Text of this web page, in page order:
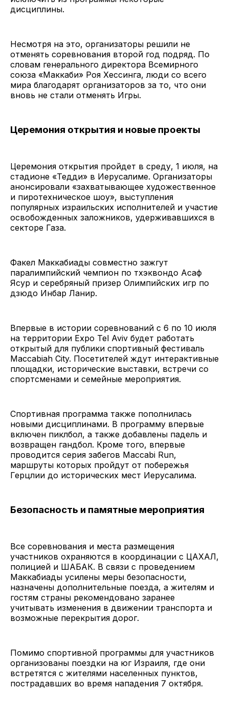
дисциплины.
Несмотря на это, организаторы решили не
отменять соревнования второй год подряд. По
словам генерального директора Всемирного
союза «Маккаби» Роя Хессинга, люди со всего
мира благодарят организаторов за то, что они
вновь не стали отменять Игры.
Церемония открытия и новые проекты
Церемония открытия пройдет в среду, 1 июля, на
стадионе «Тедди» в Иерусалиме. Организаторы
анонсировали «захватывающее художественное
и пиротехническое шоу», выступления
популярных израильских исполнителей и участие
освобожденных заложников, удерживавшихся в
секторе Газа.
Факел Маккабиады совместно зажгут
паралимпийский чемпион по тхэквондо Асаф
Ясур и серебряный призер Олимпийских игр по
дзюдо Инбар Ланир.
Впервые в истории соревнований с 6 по 10 июля
на территории Expo Tel Aviv будет работать
открытый для публики спортивный фестиваль
Maccabiah City. Посетителей ждут интерактивные
площадки, исторические выставки, встречи со
спортсменами и семейные мероприятия.
Спортивная программа также пополнилась
новыми дисциплинами. В программу впервые
включен пиклбол, а также добавлены падель и
возвращен гандбол. Кроме того, впервые
проводится серия забегов Maccabi Run,
маршруты которых пройдут от побережья
Герцлии до исторических мест Иерусалима.
Безопасность и памятные мероприятия
Все соревнования и места размещения
участников охраняются в координации с ЦАХАЛ,
полицией и ШАБАК. В связи с проведением
Маккабиады усилены меры безопасности,
назначены дополнительные поезда, а жителям и
гостям страны рекомендовано заранее
учитывать изменения в движении транспорта и
возможные перекрытия дорог.
Помимо спортивной программы для участников
организованы поездки на юг Израиля, где они
встретятся с жителями населенных пунктов,
пострадавших во время нападения 7 октября.